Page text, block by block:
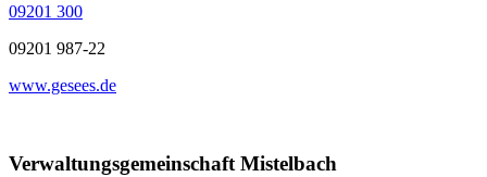
09201 300
09201 987-22
www.gesees.de
Verwaltungsgemeinschaft Mistelbach